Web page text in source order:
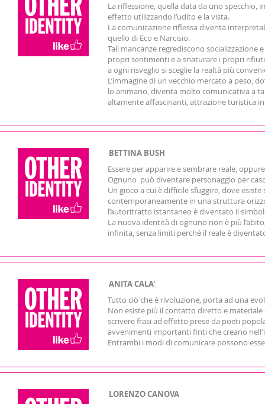
La riflessione, quella data da uno
effetto utilizzando l’udito e la vista.
La comunicazione riflessa diventa
quello di Eco e Narcisio.
Tali mancanze regrediscono
propri sentimenti e a snaturare i propri
a ogni risveglio si sceglie la realtà più
L’immagine di un vecchio mercato a peso,
lo animano, diventa molto comunicativa a
altamente affascinanti, attrazione turistica in
BETTINA BUSH
Essere per apparire e sembrare reale,
Ognuno può diventare personaggio per
Un gioco a cui è difficile sfuggire, dove
contemporaneamente in una struttura
l’autoritratto istantaneo è diventato il
La nuova identità di ognuno non è più
infinita, senza limiti perché il reale è
ANITA CALA'
Tutto ciò che è rivoluzione, porta ad una
Non esiste più il contatto diretto e materiale
scrivere frasi ad effetto prese da poeti
avvenimenti importanti finti che creano
Entrambi i modi di comunicare possono
LORENZO CANOVA